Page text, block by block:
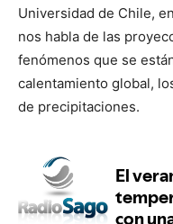
Universidad de Chile,
nos habla de las
fenómenos que se
calentamiento global,
de precipitaciones.